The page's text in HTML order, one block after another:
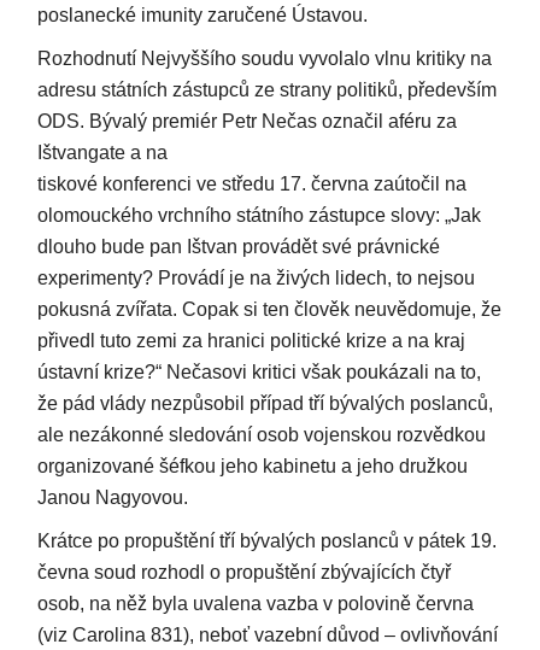
poslanecké imunity zaručené Ústavou.
Rozhodnutí Nejvyššího soudu vyvolalo vlnu kritiky na
adresu státních zástupců ze strany politiků, především
ODS. Bývalý premiér Petr Nečas označil aféru za
Ištvangate a na
tiskové konferenci ve středu 17. června zaútočil na
olomouckého vrchního státního zástupce slovy: „Jak
dlouho bude pan Ištvan provádět své právnické
experimenty? Provádí je na živých lidech, to nejsou
pokusná zvířata. Copak si ten člověk neuvědomuje, že
přivedl tuto zemi za hranici politické krize a na kraj
ústavní krize?“ Nečasovi kritici však poukázali na to,
že pád vlády nezpůsobil případ tří bývalých poslanců,
ale nezákonné sledování osob vojenskou rozvědkou
organizované šéfkou jeho kabinetu a jeho družkou
Janou Nagyovou.
Krátce po propuštění tří bývalých poslanců v pátek 19.
čevna soud rozhodl o propuštění zbývajících čtyř
osob, na něž byla uvalena vazba v polovině června
(viz Carolina 831), neboť vazební důvod – ovlivňování